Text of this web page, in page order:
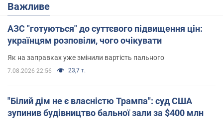
Важливе
АЗС "готуються" до суттєвого підвищення цін:
українцям розповіли, чого очікувати
Як на заправках уже змінили вартість пального
7.08.2026 22:56 23,7 т.
"Білий дім не є власністю Трампа": суд США
зупинив будівництво бальної зали за $400 млн